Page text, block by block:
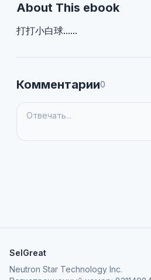
About This ebook
打打小白球......
Комментарии0
SelGreat
Neutron Star Technology Inc.